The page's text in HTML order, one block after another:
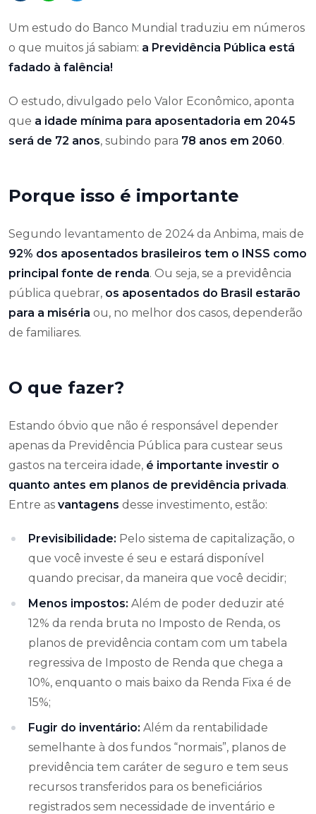
Um estudo do Banco Mundial traduziu em números
o que muitos já sabiam: a Previdência Pública está
fadado à falência!
O estudo, divulgado pelo Valor Econômico, aponta
que a idade mínima para aposentadoria em 2045
será de 72 anos, subindo para 78 anos em 2060.
Porque isso é importante
Segundo levantamento de 2024 da Anbima, mais de
92% dos aposentados brasileiros tem o INSS como
principal fonte de renda. Ou seja, se a previdência
pública quebrar, os aposentados do Brasil estarão
para a miséria ou, no melhor dos casos, dependerão
de familiares.
O que fazer?
Estando óbvio que não é responsável depender
apenas da Previdência Pública para custear seus
gastos na terceira idade, é importante investir o
quanto antes em planos de previdência privada.
Entre as vantagens desse investimento, estão:
Previsibilidade: Pelo sistema de capitalização, o
que você investe é seu e estará disponível
quando precisar, da maneira que você decidir;
Menos impostos: Além de poder deduzir até
12% da renda bruta no Imposto de Renda, os
planos de previdência contam com um tabela
regressiva de Imposto de Renda que chega a
10%, enquanto o mais baixo da Renda Fixa é de
15%;
Fugir do inventário: Além da rentabilidade
semelhante à dos fundos “normais”, planos de
previdência tem caráter de seguro e tem seus
recursos transferidos para os beneficiários
registrados sem necessidade de inventário e